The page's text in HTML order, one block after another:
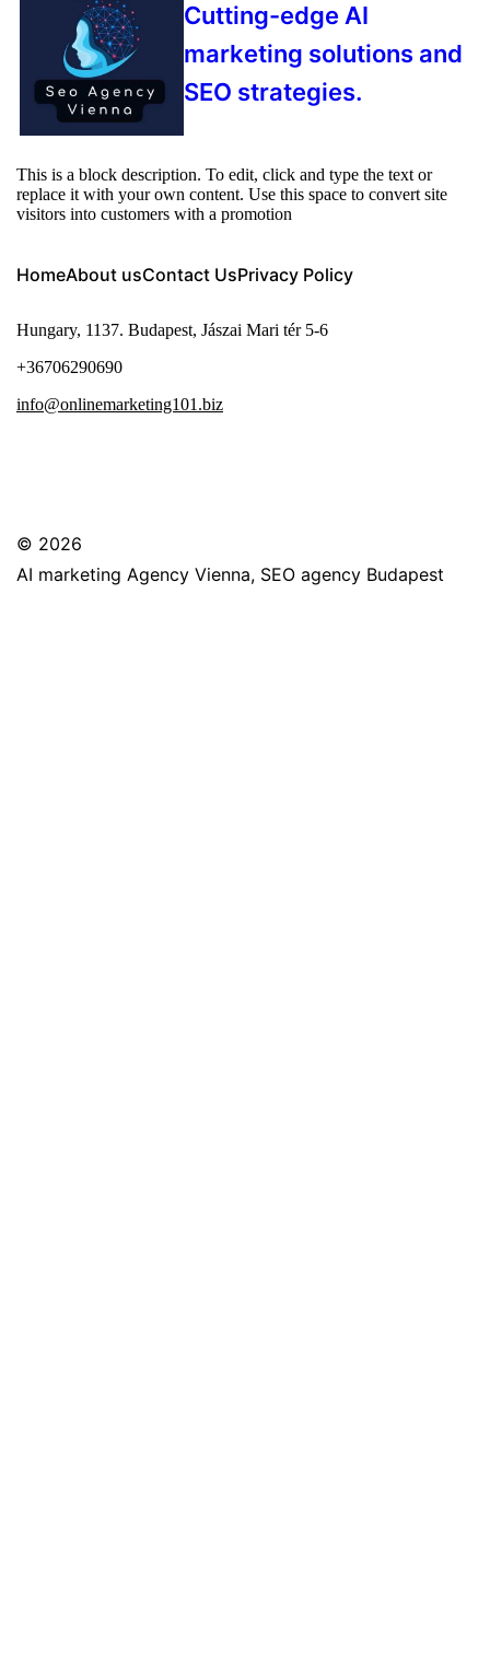
Cutting-edge AI
marketing solutions and
SEO strategies.
This is a block description. To edit, click and type the text or
replace it with your own content. Use this space to convert site
visitors into customers with a promotion
HomeAbout usContact UsPrivacy Policy
Hungary, 1137. Budapest, Jászai Mari tér 5-6
+36706290690
info@onlinemarketing101.biz
© 2026
AI marketing Agency Vienna, SEO agency Budapest